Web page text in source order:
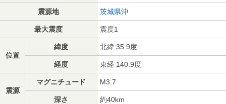
震源地 茨城県沖
最大震度 震度1
位置
緯度 北緯 35.9度
経度 東経 140.9度
震源
マグニチュード M3.7
深さ 約40km